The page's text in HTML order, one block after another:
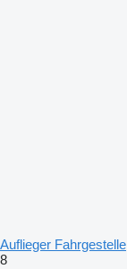
Auflieger Fahrgestelle
8